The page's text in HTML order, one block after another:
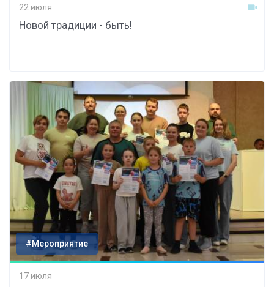
22 июля
Новой традиции - быть!
#Мероприятие
17 июля